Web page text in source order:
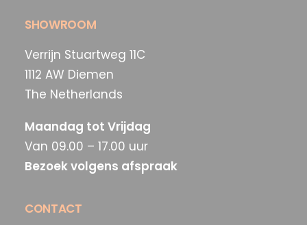
SHOWROOM
Verrijn Stuartweg 11C
1112 AW Diemen
The Netherlands
Maandag tot Vrijdag
Van 09.00 – 17.00 uur
Bezoek volgens afspraak
CONTACT